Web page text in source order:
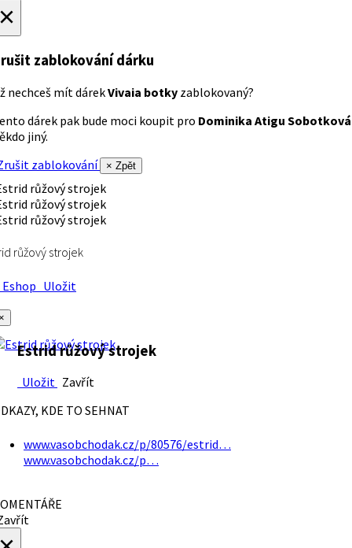
zablokování dárku
nechceš mít dárekVivaia botky zablokovaný?
dárek pak bude moci koupit pro Dominika Atigu Sobotková
jiný.
zablokování
× Zpět
růžový strojek
Uložit
Estrid růžový strojek
Uložit Zavřít
KDE TO SEHNAT
www.vasobchodak.cz/p/80576/estrid…
www.vasobchodak.cz/p…